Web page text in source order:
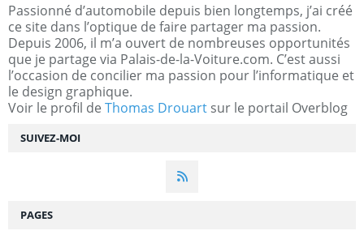
SUIVEZ-MOI
Passionné d’automobile depuis bien longtemps, j’ai créé
ce site dans l’optique de faire partager ma passion.
Depuis 2006, il m’a ouvert de nombreuses opportunités
que je partage via Palais-de-la-Voiture.com. C’est aussi
l’occasion de concilier ma passion pour l’informatique et
le design graphique.
Voir le profil de Thomas Drouart sur le portail Overblog
PAGES